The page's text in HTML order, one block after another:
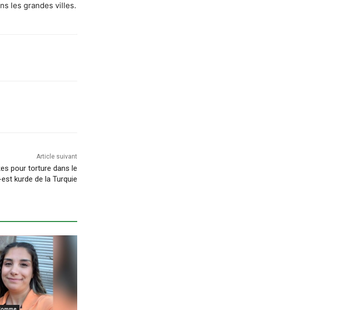
les grandes villes.
Article suivant
pour torture dans le
kurde de la Turquie